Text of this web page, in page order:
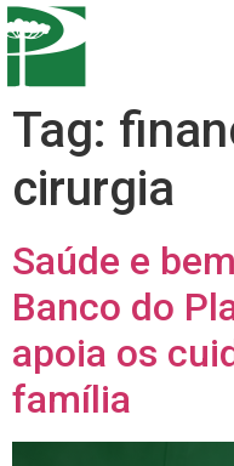
Tag:
cirurgia
Saúde e
Banco do
apoia os
família